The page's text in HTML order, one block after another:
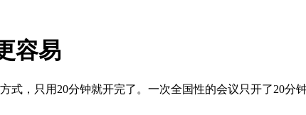
容易
式，只用20分钟就开完了。一次全国性的会议只开了20分